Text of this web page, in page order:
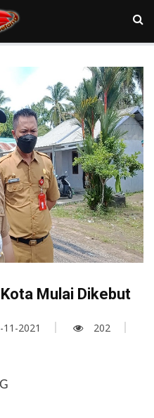
Mulai Dikebut
11-2021
202